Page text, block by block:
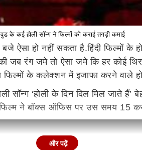
के कई होली सॉन्ग ने फिल्मों को कराई तगड़ी कमाई
ऐसा हो नहीं सकता है.हिंदी फिल्मों के
जब रंग जमे तो ऐसा जमे कि हर
के कलेक्शन में इजाफा करने वाले
सॉन्ग ‘होली के दिन दिल मिल जाते हैं’
फिल्म ने बॉक्स ऑफिस पर उस समय 15
और पढ़ें